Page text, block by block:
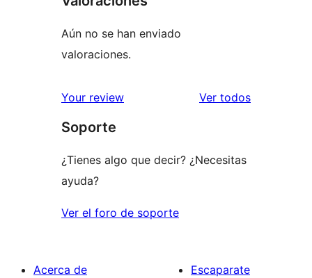
Aún no se han enviado
valoraciones.
Your review Ver todoslos
Soporte
¿Tienes algo que decir? ¿Necesitas
ayuda?
Ver el foro de soporte
Acerca de
Escaparate